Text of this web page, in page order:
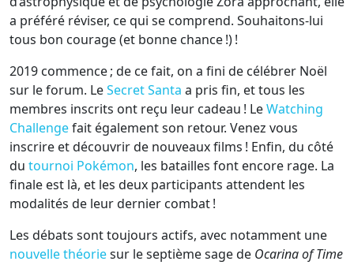
a préféré réviser, ce qui se comprend. Souhaitons-lui
tous bon courage (et bonne chance !) !
2019 commence ; de ce fait, on a fini de célébrer Noël
sur le forum. LeSecret Santa a pris fin, et tous les
membres inscrits ont reçu leur cadeau ! LeWatching
Challengefait également son retour. Venez vous
inscrire et découvrir de nouveaux films ! Enfin, du côté
du tournoi Pokémon, les batailles font encore rage. La
finale est là, et les deux participants attendent les
modalités de leur dernier combat !
Les débats sont toujours actifs, avec notamment une
nouvelle théoriesur le septième sage de Ocarina of Time